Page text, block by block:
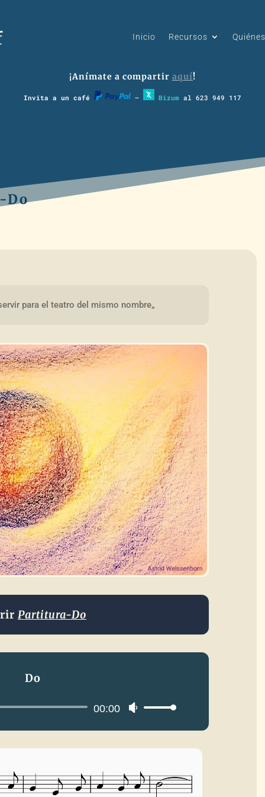
Inicio Recursos
¡Anímate a compartir aquí!
Invita a un café – Bizum al 623 949 117
Do
para el teatro del mismo nombre„
Partitura-Do
Do
Reproductor
00:00
Utiliza
flecha
arriba/abajo